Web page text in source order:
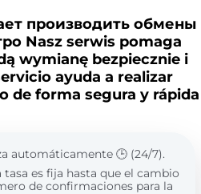
производить обмены
Nasz serwis pomaga
wymianę bezpiecznie i
ayuda a realizar
de forma segura y rápida
automáticamente 🕒 (24/7).
tasa es fija hasta que el cambio
de confirmaciones para la